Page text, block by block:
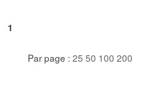
1
Par page : 25 50 100 200